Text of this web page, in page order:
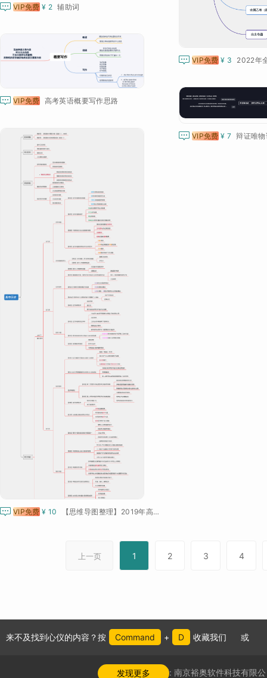
 VIP免费 ¥ 3 2022年
 VIP免费 ¥ 2 辅助词
 VIP免费 高考英语概要写作思路
 VIP免费 ¥ 7 辩证唯
 VIP免费 ¥ 10 【思维导图整理】2019年高中历史考试大纲
上一页 1 2 3 4
来不及找到心仪的内容？按 Command + D 收藏我们 或
发现更多公司介绍:南京裕奥软件科技有限公